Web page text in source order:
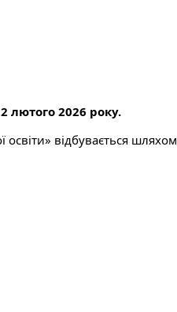
лютого 2026 року.
відбувається шляхом